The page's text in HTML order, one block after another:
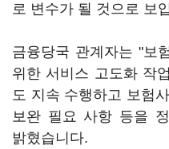
로 변수가 될 것으로 보
금융당국 관계자는 "보
위한 서비스 고도화 작
도 지속 수행하고 보험
보완 필요 사항 등을
밝혔습니다.